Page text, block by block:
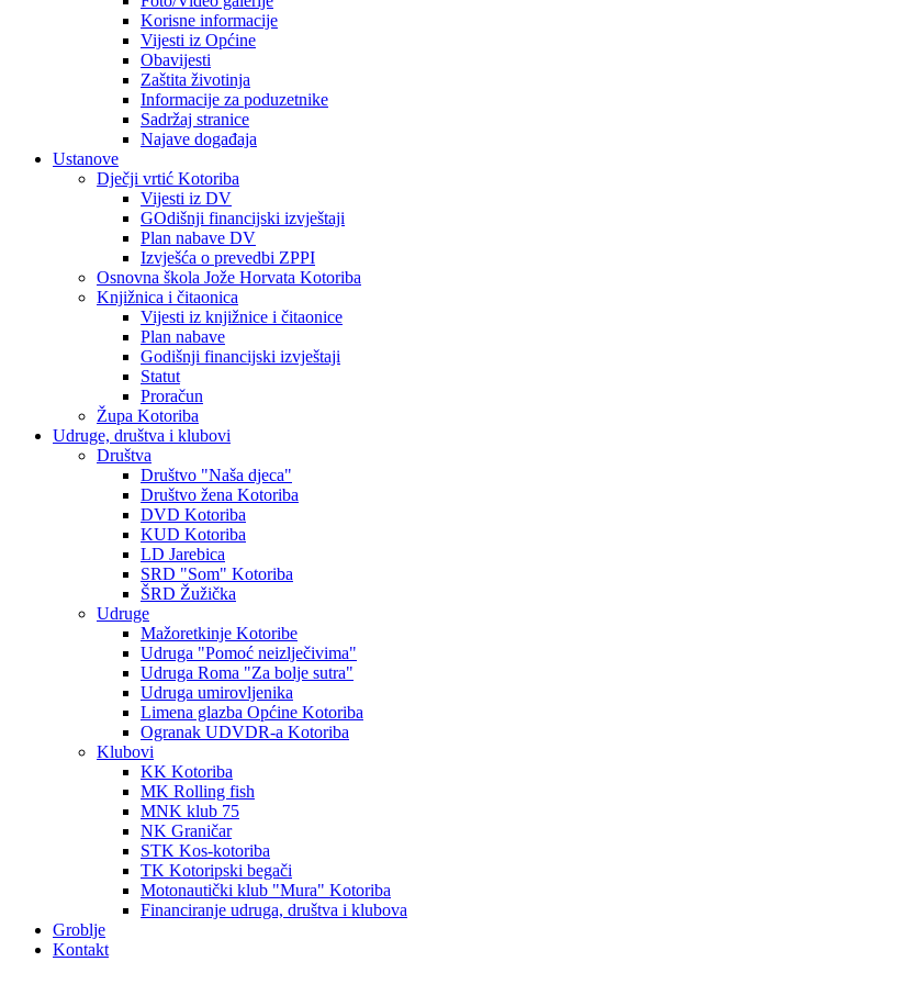
Korisne informacije
Vijesti iz Općine
Obavijesti
Zaštita životinja
Informacije za poduzetnike
Sadržaj stranice
Najave događaja
Ustanove
Dječji vrtić Kotoriba
Vijesti iz DV
GOdišnji financijski izvještaji
Plan nabave DV
Izvješća o prevedbi ZPPI
Osnovna škola Jože Horvata Kotoriba
Knjižnica i čitaonica
Vijesti iz knjižnice i čitaonice
Plan nabave
Godišnji financijski izvještaji
Statut
Proračun
Župa Kotoriba
Udruge, društva i klubovi
Društva
Društvo "Naša djeca"
Društvo žena Kotoriba
DVD Kotoriba
KUD Kotoriba
LD Jarebica
SRD "Som" Kotoriba
ŠRD Žužička
Udruge
Mažoretkinje Kotoribe
Udruga "Pomoć neizlječivima"
Udruga Roma "Za bolje sutra"
Udruga umirovljenika
Limena glazba Općine Kotoriba
Ogranak UDVDR-a Kotoriba
Klubovi
KK Kotoriba
MK Rolling fish
MNK klub 75
NK Graničar
STK Kos-kotoriba
TK Kotoripski begači
Motonautički klub "Mura" Kotoriba
Financiranje udruga, društva i klubova
Groblje
Kontakt